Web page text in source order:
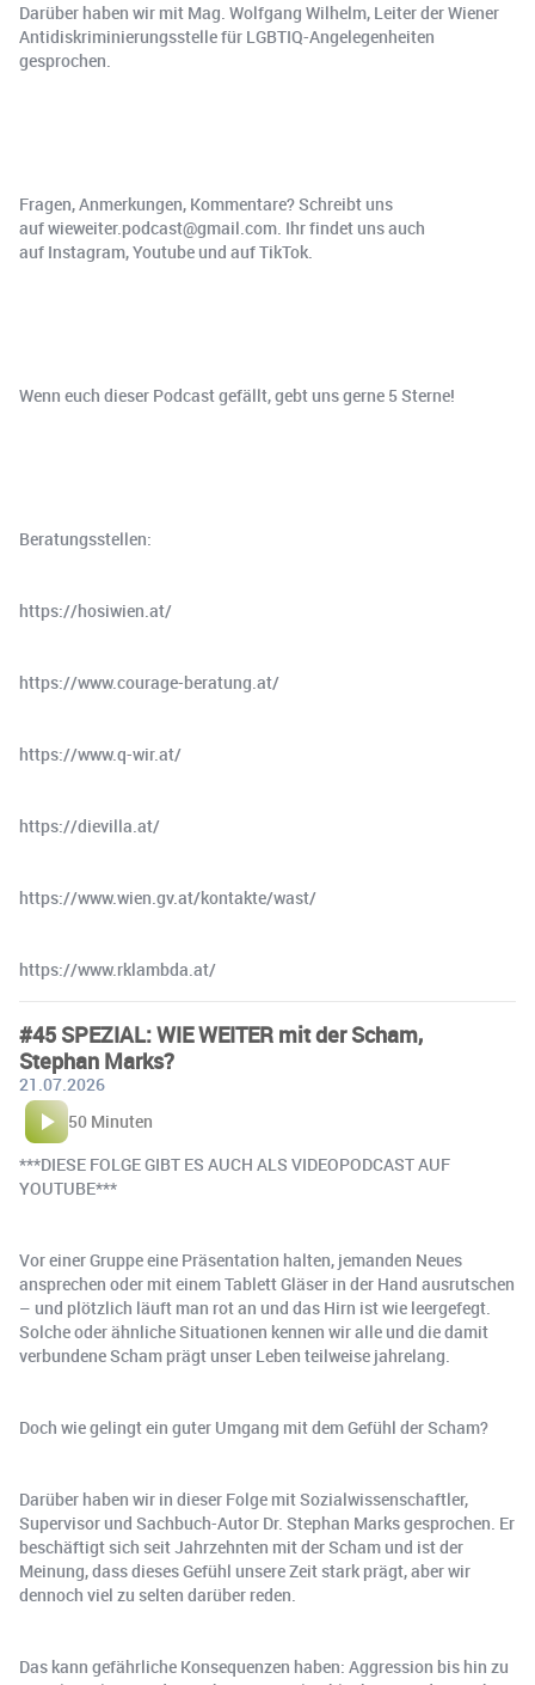
Darüber haben wir mit Mag. Wolfgang Wilhelm, Leiter der Wiener
Antidiskriminierungsstelle für LGBTIQ-Angelegenheiten
gesprochen.
Fragen, Anmerkungen, Kommentare? Schreibt uns
auf ⁠⁠wieweiter.podcast@gmail.com⁠⁠. Ihr findet uns auch
auf ⁠⁠Instagram⁠⁠, ⁠⁠Youtube⁠⁠ und auf ⁠⁠TikTok⁠⁠.
Wenn euch dieser Podcast gefällt, gebt uns gerne 5 Sterne!
Beratungsstellen:
https://hosiwien.at/
https://www.courage-beratung.at/
https://www.q-wir.at/
https://dievilla.at/
https://www.wien.gv.at/kontakte/wast/
https://www.rklambda.at/
#45 SPEZIAL: WIE WEITER mit der Scham,
Stephan Marks?
21.07.2026
50 Minuten
***DIESE FOLGE GIBT ES AUCH ALS VIDEOPODCAST AUF
YOUTUBE***
Vor einer Gruppe eine Präsentation halten, jemanden Neues
ansprechen oder mit einem Tablett Gläser in der Hand ausrutschen
– und plötzlich läuft man rot an und das Hirn ist wie leergefegt.
Solche oder ähnliche Situationen kennen wir alle und die damit
verbundene Scham prägt unser Leben teilweise jahrelang.
Doch wie gelingt ein guter Umgang mit dem Gefühl der Scham?
Darüber haben wir in dieser Folge mit Sozialwissenschaftler,
Supervisor und Sachbuch-Autor Dr. Stephan Marks gesprochen. Er
beschäftigt sich seit Jahrzehnten mit der Scham und ist der
Meinung, dass dieses Gefühl unsere Zeit stark prägt, aber wir
dennoch viel zu selten darüber reden.
Das kann gefährliche Konsequenzen haben: Aggression bis hin zu